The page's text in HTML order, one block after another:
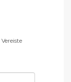
Vereiste